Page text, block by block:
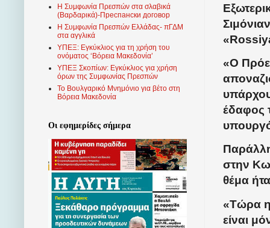
«Ο
έδαφος
στην
θέμα
«Τώρα η
είναι
Η Συμφωνία Πρεσπών στα σλαβικά
(Βαρδαρικά)-Преспански договор
Η Συμφωνία Πρεσπών Ελλάδας- πΓΔΜ
στα αγγλικά
ΥΠΕΞ: Εγκύκλιος για τη χρήση του
ονόματος ‘Βόρεια Μακεδονία’
ΥΠΕΞ Σκοπίων: Εγκύκλιος για χρήση
όρων της Συμφωνίας Πρεσπών
Το Βουλγαρικό Μνημόνιο για βέτο στη
Βόρεια Μακεδονία
Οι εφημερίδες σήμερα